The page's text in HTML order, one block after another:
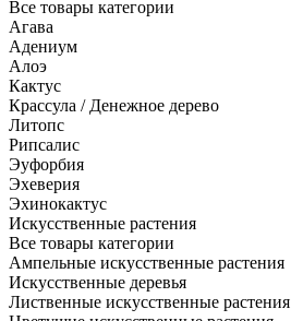
Все товары категории
Агава
Адениум
Алоэ
Кактус
Крассула / Денежное дерево
Литопс
Рипсалис
Эуфорбия
Эхеверия
Эхинокактус
Искусственные растения
Все товары категории
Ампельные искусственные растения
Искусственные деревья
Лиственные искусственные растения